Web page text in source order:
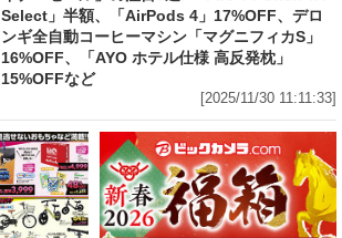
Select」半額、「AirPods 4」17%OFF、デロ
ンギ全自動コーヒーマシン「マグニフィカS」
16%OFF、「AYO ホテル仕様 高反発枕」
15%OFFなど
[2025/11/30 11:11:33]